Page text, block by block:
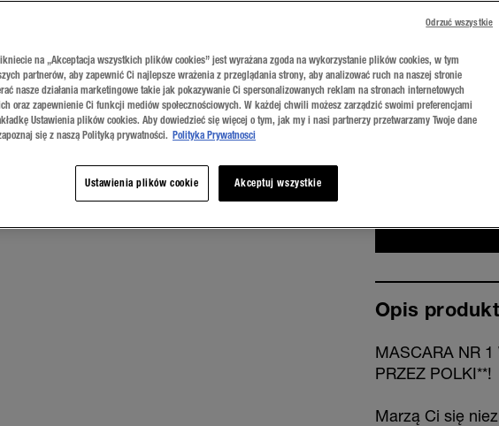
Space Diamond
Opis
MASCARA NR
PRZEZ POLKI**!
Marzą Ci się
na „Akceptacja wszystkich plików cookies” jest wyrażana zgoda na wykorzystanie plików cookies, w tym
partnerów, aby zapewnić Ci najlepsze wrażenia z przeglądania strony, aby analizować ruch na naszej stronie
nasze działania marketingowe takie jak pokazywanie Ci spersonalizowanych reklam na stronach internetowych
oraz zapewnienie Ci funkcji mediów społecznościowych. W każdej chwili możesz zarządzić swoimi preferencjami
Ustawienia plików cookies. Aby dowiedzieć się więcej o tym, jak my i nasi partnerzy przetwarzamy Twoje dane
się z naszą Polityką prywatności. Polityka Prywatnosci
Ustawienia plików cookie Akceptuj wszystkie
Odrzuć wszystkie